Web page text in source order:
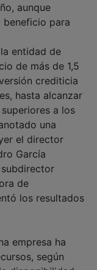
para
entidad de
de más de 1,5
crediticia
hasta alcanzar
superiores a los
una
el director
García
de
los resultados
según
disponibilidad